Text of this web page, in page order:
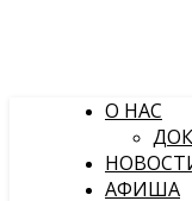
О НАС
АФИША